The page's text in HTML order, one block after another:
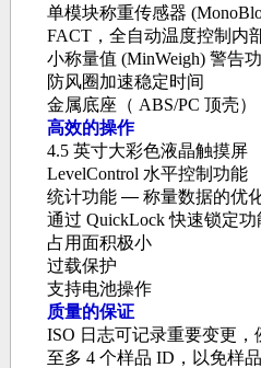
单模块称重传感器
FACT ，全自动温度控制内
小称量值 (MinWeigh) 警告
防风圈加速稳定时间
金属底座（ ABS/PC 顶壳）
高效的操作
4.5 英寸大彩色液晶触摸屏
LevelControl 水平控制功能
统计功能 — 称量数据的优
通过 QuickLock快速锁定
占用面积极小
过载保护
支持电池操作
质量的保证
ISO 日志可记录重要变更
至多 4 个样品 ID ，以免样